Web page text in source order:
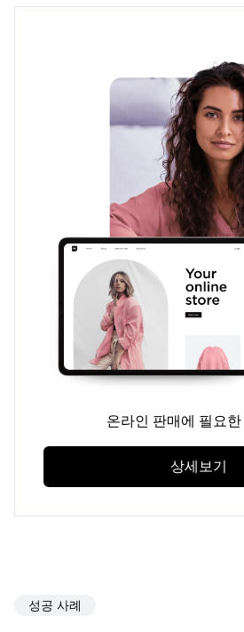
온라인 판매에 필요한
상세보기
성공 사례